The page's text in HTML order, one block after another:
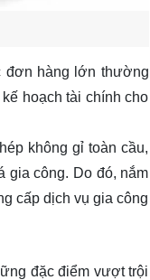
đơn hàng lớn thường
hoạch tài chính cho
không gỉ toàn cầu,
gia công. Do đó, nắm
cấp dịch vụ gia công
đặc điểm vượt trội